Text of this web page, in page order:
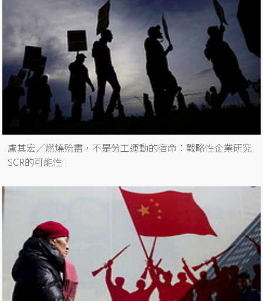
盧其宏／燃燒殆盡，不是勞工運動的宿命：戰略性企業研究
SCR的可能性